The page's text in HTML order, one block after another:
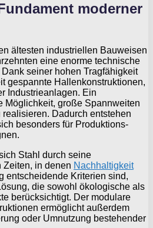
moderner
ältesten industriellen Bauweisen
eine enorme technische
seiner hohen Tragfähigkeit
gespannte Hallenkonstruktionen,
Industrieanlagen. Ein
Möglichkeit, große Spannweiten
Dadurch entstehen
besonders für Produktions-
Stahl durch seine
Zeiten, in denen Nachhaltigkeit
entscheidende Kriterien sind,
die sowohl ökologische als
berücksichtigt. Der modulare
ermöglicht außerdem
oder Umnutzung bestehender